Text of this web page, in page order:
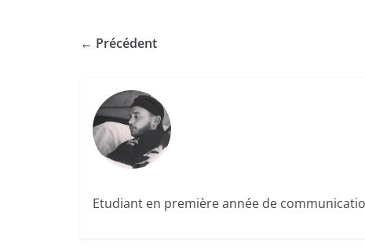
← Précédent
Etudiant en première année de